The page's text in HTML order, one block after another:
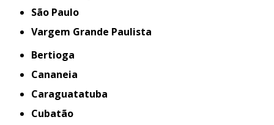
São Paulo
Vargem Grande Paulista
Bertioga
Cananeia
Caraguatatuba
Cubatão